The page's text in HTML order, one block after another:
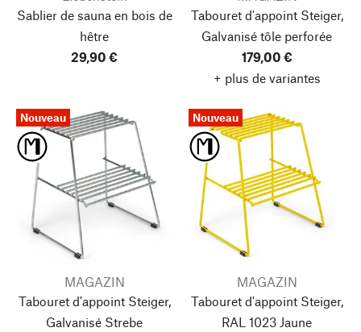
Sablier de sauna en bois de
hêtre
29,90 €
Tabouret d'appoint Steiger,
Galvanisé tôle perforée
179,00 €
+ plus de variantes
Nouveau
MAGAZIN
Tabouret d'appoint Steiger,
Galvanisé Strebe
Nouveau
MAGAZIN
Tabouret d'appoint Steiger,
RAL 1023 Jaune